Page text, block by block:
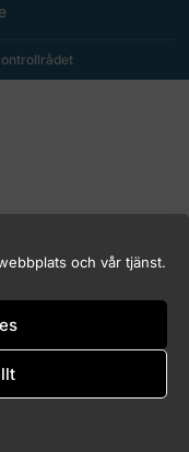
och vår tjänst.